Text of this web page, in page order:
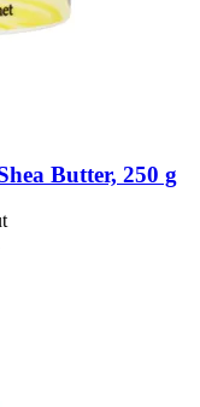
Butter, 250 g